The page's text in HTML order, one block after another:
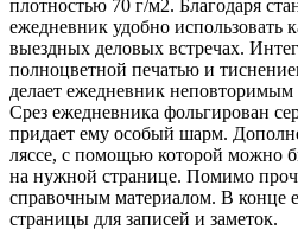
плотностью 70 г/м2. Благодаря
ежедневник удобно использовать
выездных деловых встречах.
полноцветной печатью и
делает ежедневник
Срез ежедневника фольгирован
придает ему особый шарм.
ляссе, с помощью которой можно
на нужной странице. Помимо
справочным материалом. В конце
страницы для записей и заметок.